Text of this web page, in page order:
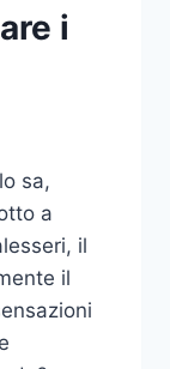
i
sa,
a
il
il